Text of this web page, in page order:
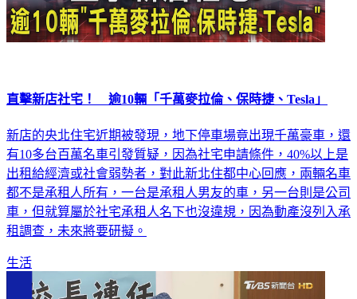
直擊新店社宅！ 逾10輛「千萬麥拉倫、保時捷、Tesla」
新店的央北住宅近期被發現，地下停車場竟出現千萬豪車，還
有10多台百萬名車引發質疑，因為社宅申請條件，40%以上是
出租給經濟或社會弱勢者，對此新北住都中心回應，兩輛名車
都不是承租人所有，一台是承租人男友的車，另一台則是公司
車，但就算屬於社宅承租人名下也沒違規，因為動產沒列入承
租調查，未來將要研擬。
生活